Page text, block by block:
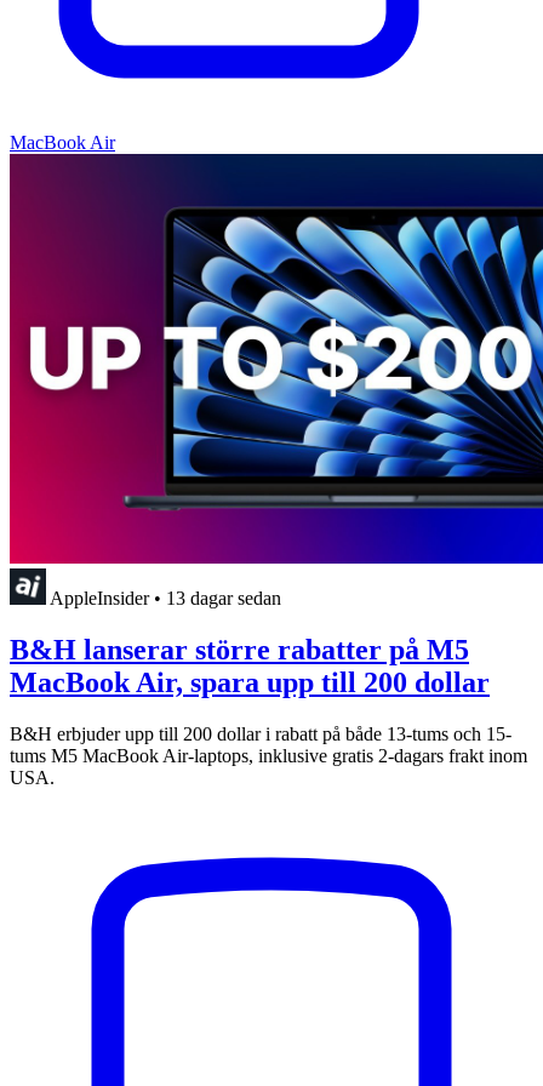
MacBook Air
AppleInsider • 13 dagar sedan
B&H lanserar större rabatter på M5
MacBook Air, spara upp till 200 dollar
B&H erbjuder upp till 200 dollar i rabatt på både 13-tums och 15-
tums M5 MacBook Air-laptops, inklusive gratis 2-dagars frakt inom
USA.